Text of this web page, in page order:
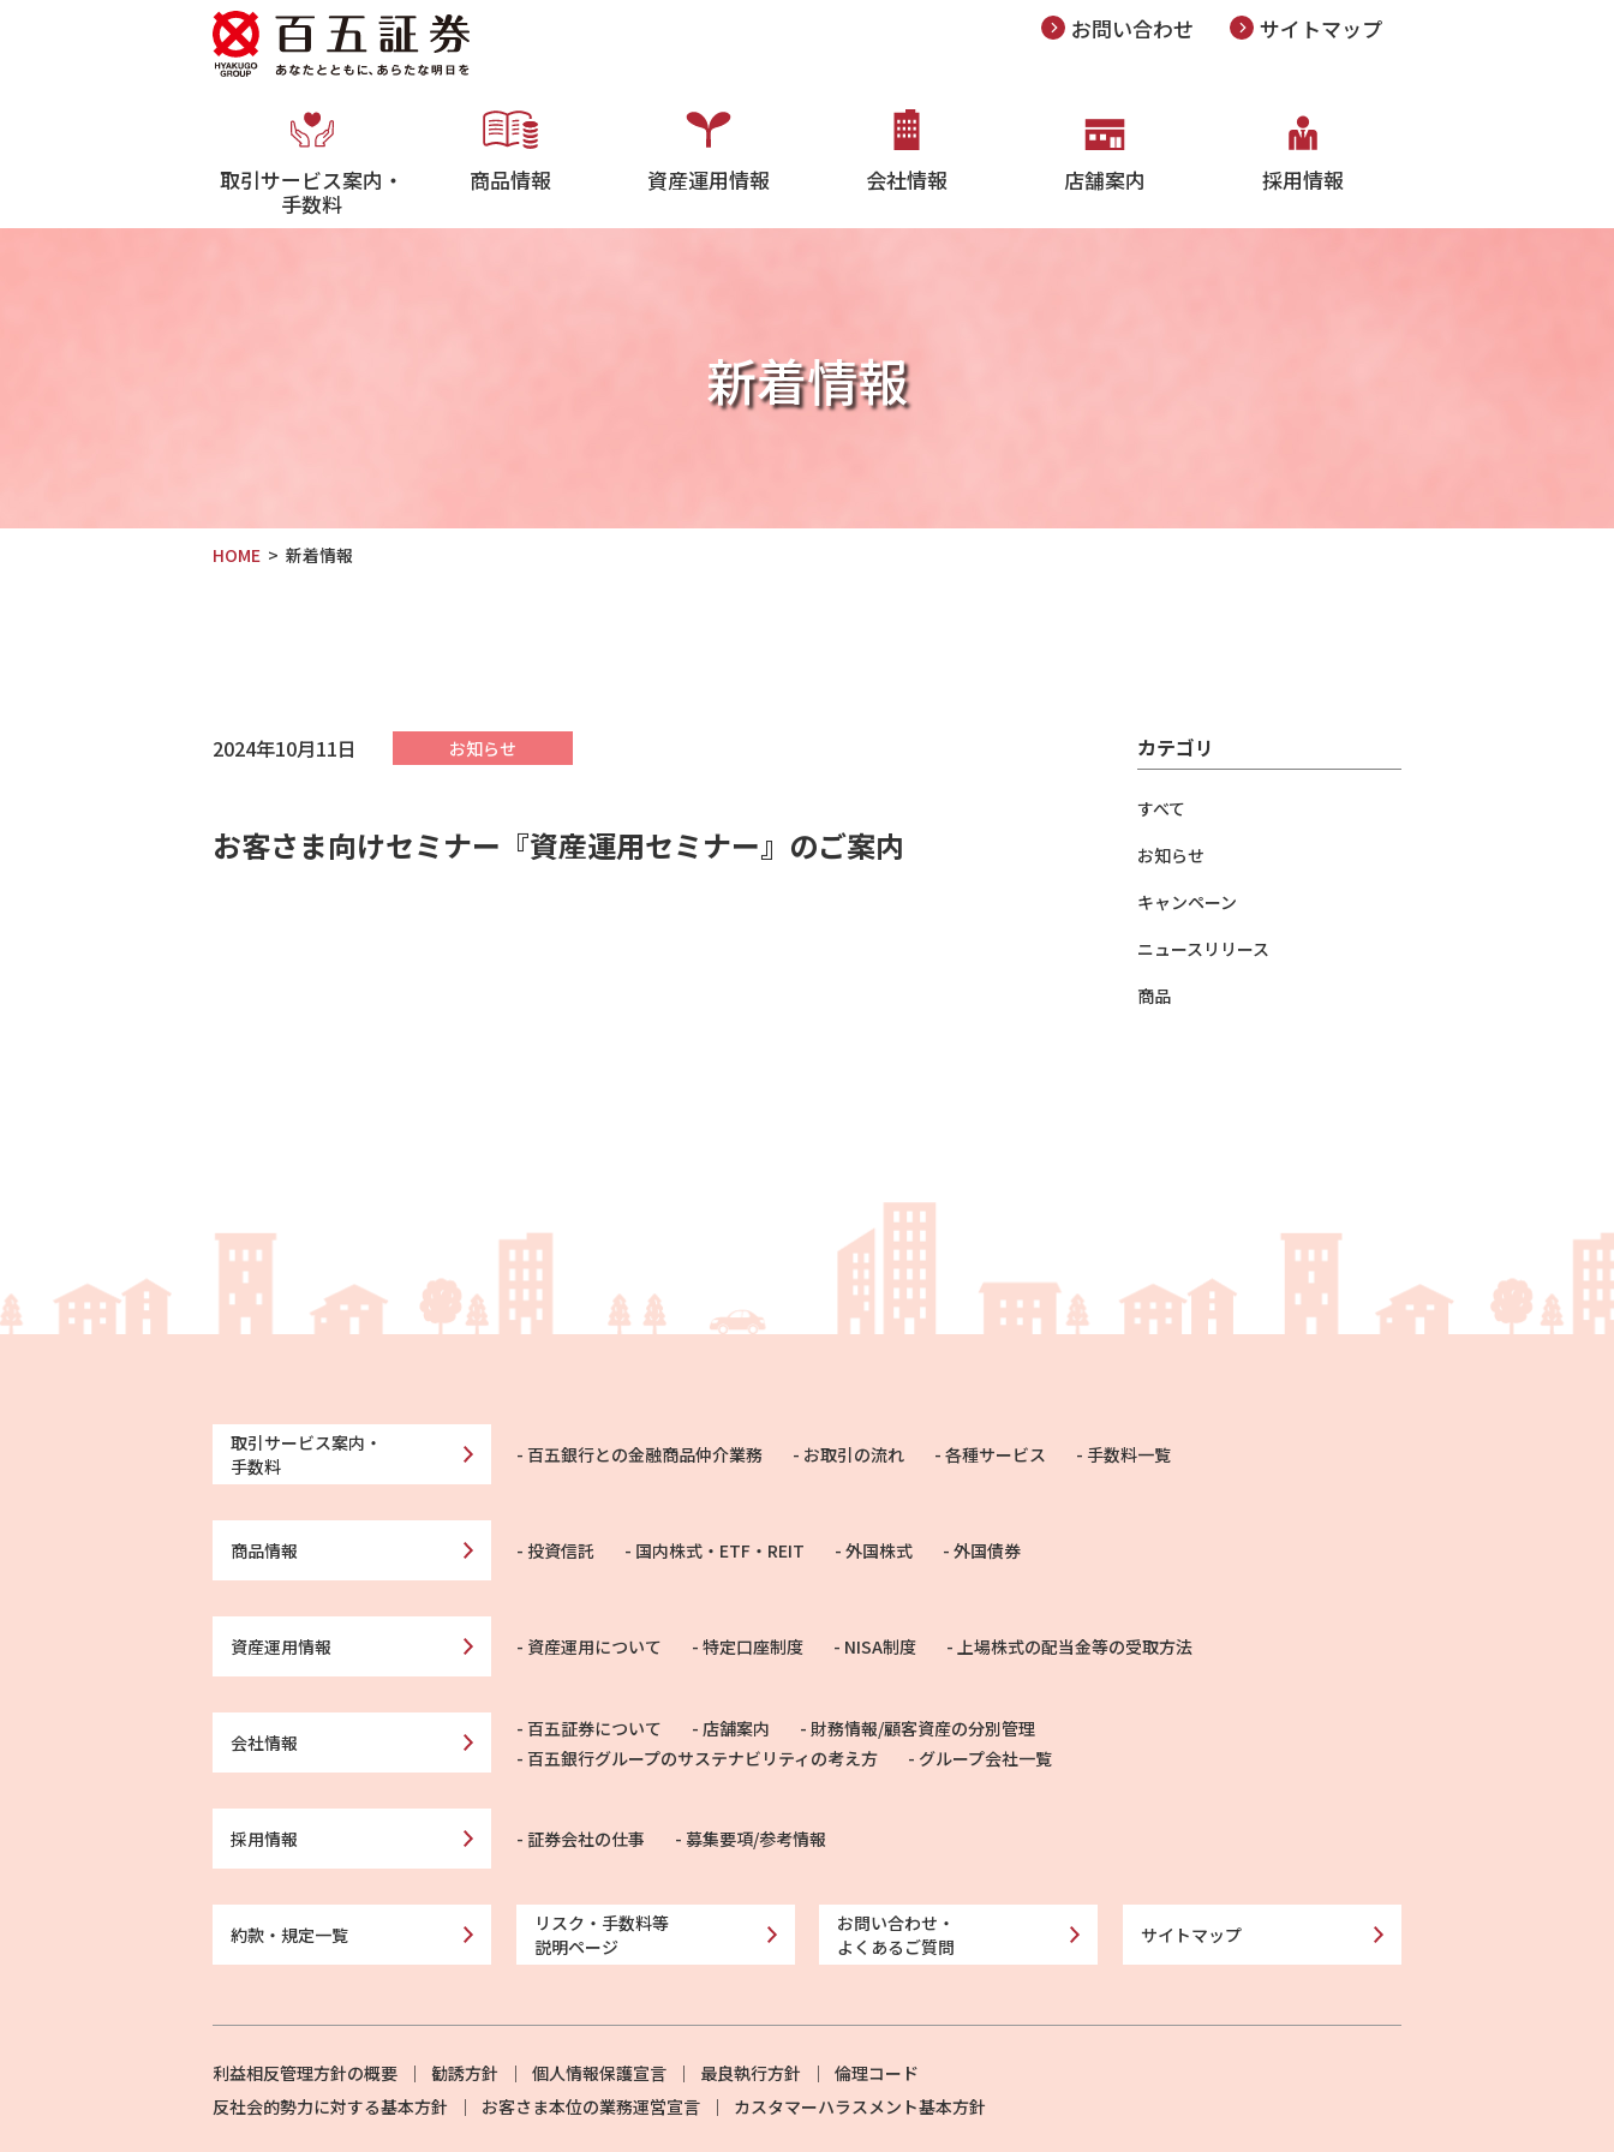
取引サービス案内・
手数料
商品情報 資産運用情報 会社情報 店舗案内 採用情報
お問い合わせ サイトマップ
新着情報
HOME 新着情報
2024年10月11日 お知らせ
お客さま向けセミナー『資産運用セミナー』のご案内
カテゴリ
すべて
お知らせ
キャンペーン
ニュースリリース
商品
取引サービス案内・
手数料
百五銀行との金融商品仲介業務 お取引の流れ 各種サービス 手数料一覧
商品情報 投資信託 国内株式・ETF・REIT 外国株式 外国債券
資産運用情報 資産運用について 特定口座制度 NISA制度 上場株式の配当金等の受取方法
会社情報
百五証券について 店舗案内
財務情報/顧客資産の分別管理
百五銀行グループのサステナビリティの考え方
グループ会社一覧
採用情報 証券会社の仕事 募集要項/参考情報
約款・規定一覧
リスク・手数料等
説明ページ
お問い合わせ・
よくあるご質問
サイトマップ
利益相反管理方針の概要 勧誘方針 個人情報保護宣言 最良執行方針
倫理コード
反社会的勢力に対する基本方針
お客さま本位の業務運営宣言 カスタマーハラスメント基本方針